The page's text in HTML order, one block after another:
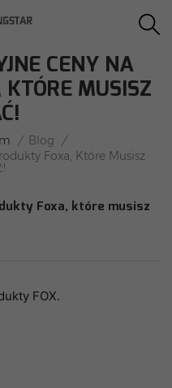
CENY NA
MUSISZ
/ Blog
/
Foxa, Które Musisz
Foxa, które musisz
FOX.